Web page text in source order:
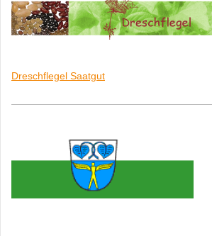
Dreschflegel Saatgut